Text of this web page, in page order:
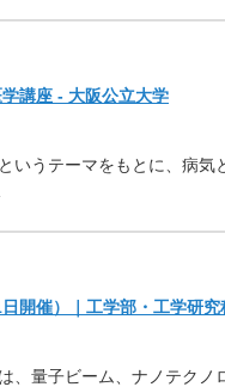
講座 - 大阪公立大学
というテーマをもとに、病気
開催）｜工学部・工学研
、 量子ビーム、 ナノテクノ